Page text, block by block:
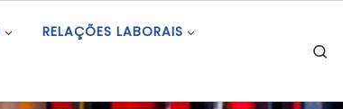
RELAÇÕES LABORAIS